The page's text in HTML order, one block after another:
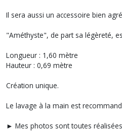
Il sera aussi un accessoire bien
"Améthyste", de part sa légèreté,
Longueur : 1,60 mètre
Hauteur : 0,69 mètre
Création unique.
Le lavage à la main est
► Mes photos sont toutes